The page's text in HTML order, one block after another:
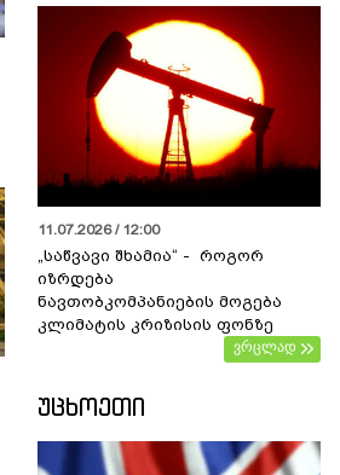
11.07.2026 / 12:00
„საწვავი შხამია“ - როგორ
იზრდება
ნავთობკომპანიების მოგება
კლიმატის კრიზისის ფონზე
ვრცლად
ᲣᲪᲮᲝᲔᲗᲘ